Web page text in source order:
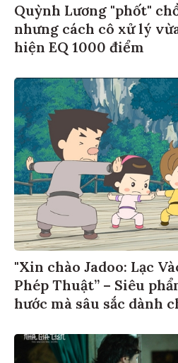
Quỳnh Lương "phốt"
nhưng cách cô xử lý
hiện EQ 1000 điểm
"Xin chào Jadoo: Lạc
Phép Thuật” – Siêu
hước mà sâu sắc dành